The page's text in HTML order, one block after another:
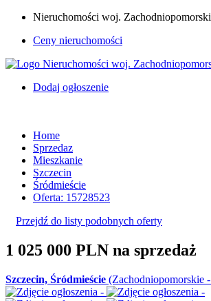
Nieruchomości woj.
Ceny nieruchomości
Dodaj ogłoszenie
Home
Sprzedaz
Mieszkanie
Szczecin
Śródmieście
Oferta: 15728523
Przejdź do listy podobnych oferty
1 025 000 PLN na sprzedaż
Szczecin, Śródmieście (Zachodniopomorskie